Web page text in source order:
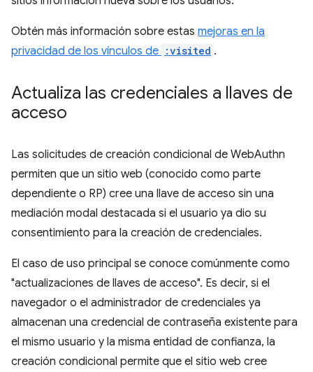
Obtén más información sobre estas mejoras en la
privacidad de los vínculos de :visited .
Actualiza las credenciales a llaves de
acceso
Las solicitudes de creación condicional de WebAuthn
permiten que un sitio web (conocido como parte
dependiente o RP) cree una llave de acceso sin una
mediación modal destacada si el usuario ya dio su
consentimiento para la creación de credenciales.
El caso de uso principal se conoce comúnmente como
"actualizaciones de llaves de acceso". Es decir, si el
navegador o el administrador de credenciales ya
almacenan una credencial de contraseña existente para
el mismo usuario y la misma entidad de confianza, la
creación condicional permite que el sitio web cree